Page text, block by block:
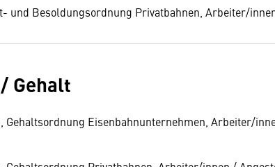
und Besoldungsordnung Privatbahnen, Arbeiter/
Gehalt
Gehaltsordnung Eisenbahnunternehmen, Arbeiter/